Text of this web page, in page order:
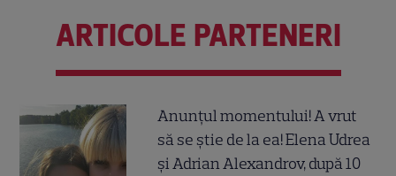
ARTICOLE PARTENERI
Anunțul momentului! A vrut
să se știe de la ea! Elena Udrea
și Adrian Alexandrov, după 10